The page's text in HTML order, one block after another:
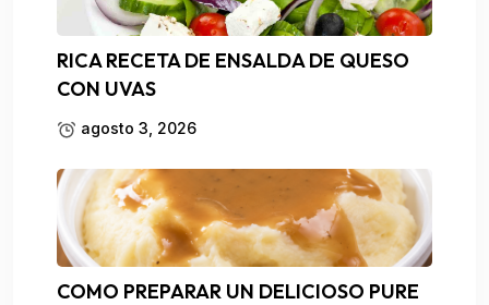
RICA RECETA DE ENSALDA DE QUESO
CON UVAS
agosto 3, 2026
COMO PREPARAR UN DELICIOSO PURE